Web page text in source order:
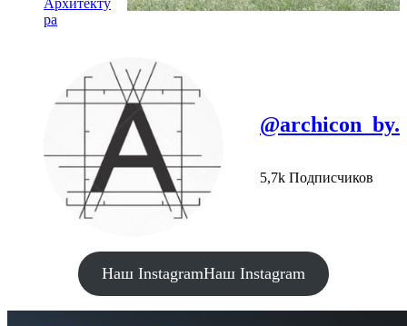
Архитекту
ра
@archicon_by.
5,7k Подписчиков
Наш InstagramНаш Instagram